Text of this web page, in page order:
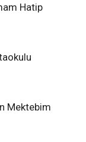
Hatip
Mektebim